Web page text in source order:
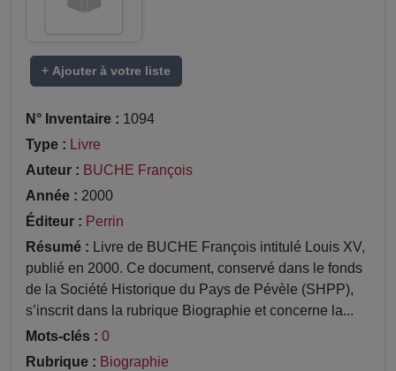
+ Ajouter à votre liste
N° Inventaire : 1094
Type : Livre
Auteur : BUCHE François
Année : 2000
Éditeur : Perrin
Résumé : Livre de BUCHE François intitulé Louis XV,
publié en 2000. Ce document, conservé dans le fonds
de la Société Historique du Pays de Pévèle (SHPP),
s’inscrit dans la rubrique Biographie et concerne la...
Mots-clés : 0
Rubrique : Biographie